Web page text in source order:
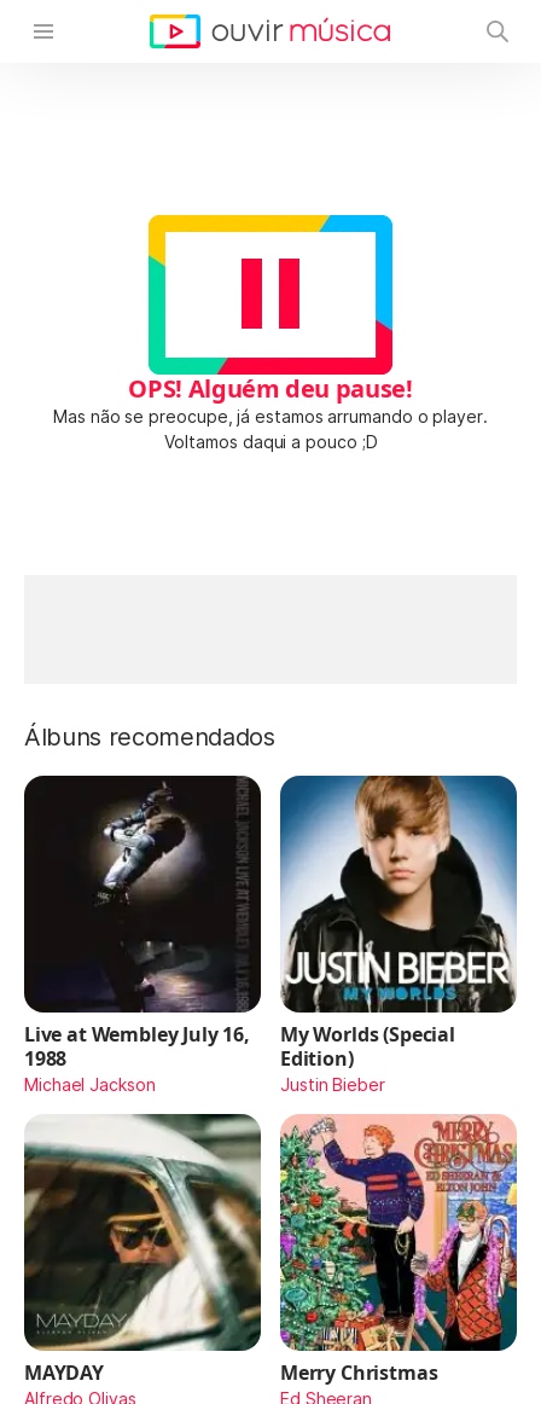
OPS! Alguém deu pause!
Mas não se preocupe, já estamos arrumando o player.
Voltamos daqui a pouco ;D
Álbuns recomendados
Live at Wembley July 16,
1988
Michael Jackson
My Worlds (Special
Edition)
Justin Bieber
MAYDAY
Alfredo Olivas
Merry Christmas
Ed Sheeran